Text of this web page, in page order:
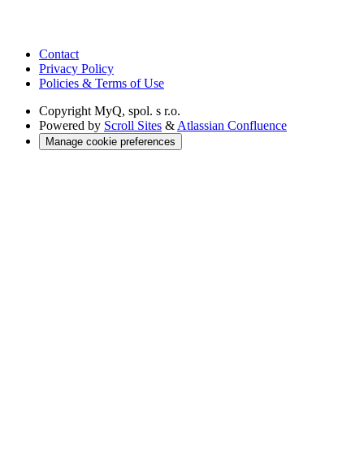
Contact
Privacy Policy
Policies & Terms of Use
Copyright MyQ, spol. s r.o.
Powered by Scroll Sites & Atlassian Confluence
Manage cookie preferences